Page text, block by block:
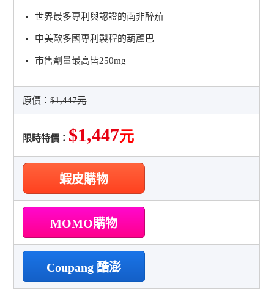
世界最多專利與認證的南非醉茄
中美歐多國專利製程的葫蘆巴
市售劑量最高皆250mg
原價：$1,447元
限時特價： $1,447元
蝦皮購物
MOMO購物
Coupang 酷澎